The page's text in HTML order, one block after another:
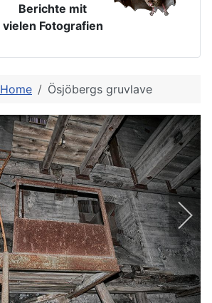
Berichte mit
vielen Fotografien
Home Ösjöbergs gruvlave